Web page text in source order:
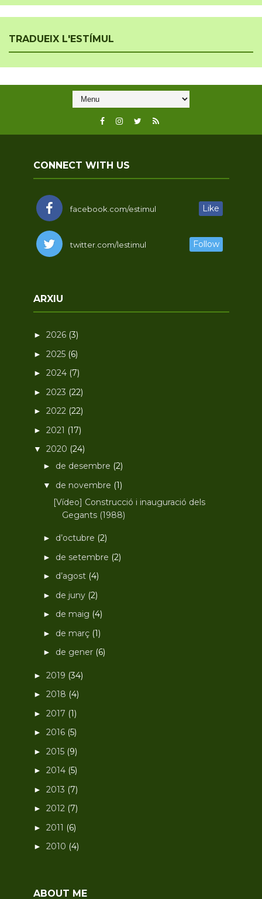
TRADUEIX L'ESTÍMUL
CONNECT WITH US
facebook.com/estimul Like
twitter.com/lestimul Follow
ARXIU
► 2026 (3)
► 2025 (6)
► 2024 (7)
► 2023 (22)
► 2022 (22)
► 2021 (17)
▼ 2020 (24)
► de desembre (2)
▼ de novembre (1)
[Vídeo] Construcció i inauguració dels
Gegants (1988)
► d’octubre (2)
► de setembre (2)
► d’agost (4)
► de juny (2)
► de maig (4)
► de març (1)
► de gener (6)
► 2019 (34)
► 2018 (4)
► 2017 (1)
► 2016 (5)
► 2015 (9)
► 2014 (5)
► 2013 (7)
► 2012 (7)
► 2011 (6)
► 2010 (4)
ABOUT ME